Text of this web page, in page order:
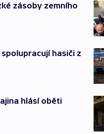
zásoby zemního
hasiči z
hlásí oběti